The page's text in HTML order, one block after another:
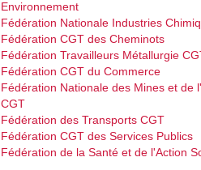
Environnement
Fédération Nationale Industries
Fédération CGT des Cheminots
Fédération Travailleurs Métallurgie
Fédération CGT du Commerce
Fédération Nationale des Mines et de
CGT
Fédération des Transports CGT
Fédération CGT des Services Publics
Fédération de la Santé et de l'Action